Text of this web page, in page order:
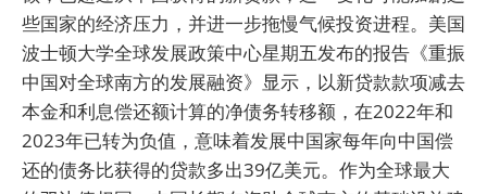
些国家的经济压力，并进一步拖慢气候投资进程。美国
波士顿大学全球发展政策中心星期五发布的报告《重振
中国对全球南方的发展融资》显示，以新贷款款项减去
本金和利息偿还额计算的净债务转移额，在2022年和
2023年已转为负值，意味着发展中国家每年向中国偿
还的债务比获得的贷款多出39亿美元。作为全球最大